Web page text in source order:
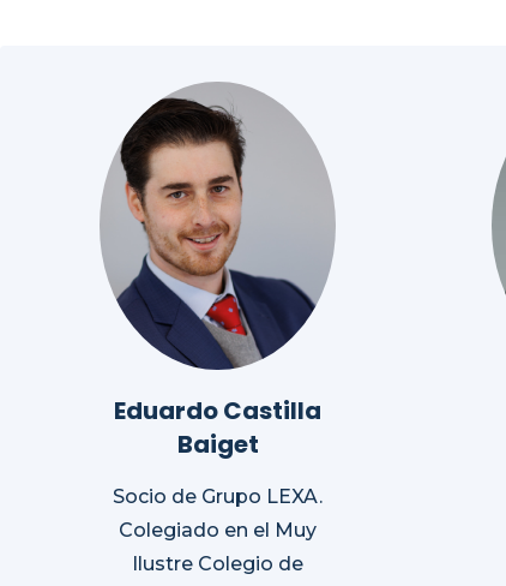
Eduardo Castilla
Baiget
Socio de Grupo LEXA.
Colegiado en el Muy
Ilustre Colegio de